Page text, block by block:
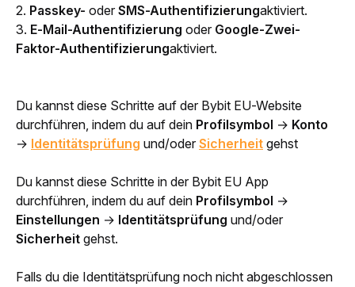
2. Passkey- oder SMS-Authentifizierungaktiviert.
3. E-Mail-Authentifizierung oder Google-Zwei-
Faktor-Authentifizierungaktiviert.
Du kannst diese Schritte auf der Bybit EU-Website
durchführen, indem du auf dein Profilsymbol → Konto
→ Identitätsprüfung und/oder Sicherheit gehst
Du kannst diese Schritte in der Bybit EU App
durchführen, indem du auf dein Profilsymbol
Einstellungen → Identitätsprüfung
Sicherheit gehst.
Falls du die Identitätsprüfung noch nicht abgeschlossen